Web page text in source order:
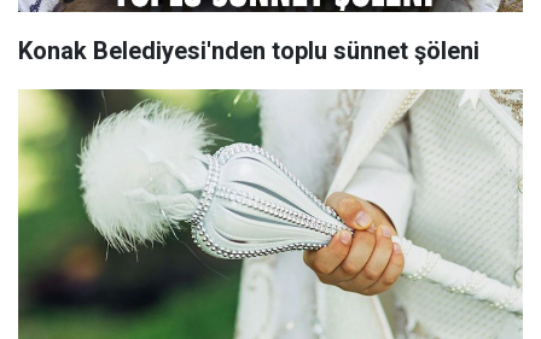
Konak Belediyesi'nden toplu sünnet şöleni